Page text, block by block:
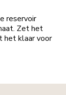
reservoir
Zet het
het klaar voor